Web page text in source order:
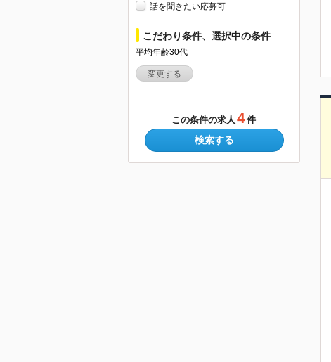
話を聞きたい応募可
こだわり条件、選択中の条件
平均年齢30代
変更する
この条件の求人 4件
検索する